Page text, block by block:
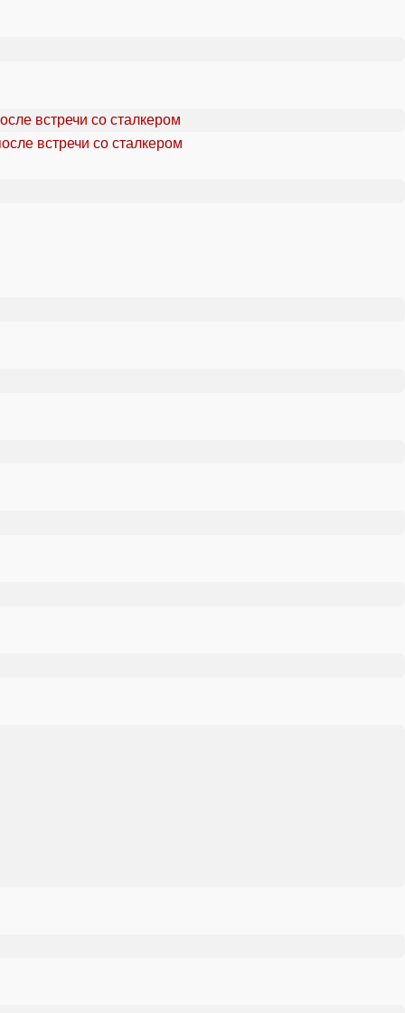
встречи со сталкером